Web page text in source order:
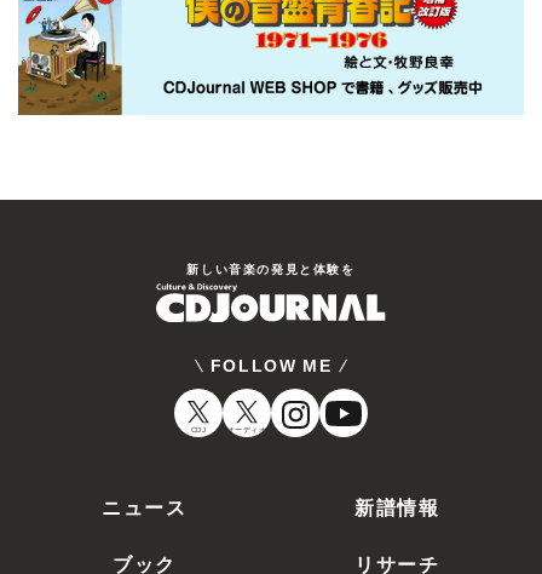
新しい⾳楽の発⾒と体験を
FOLLOW ME
CDJ オーディオ
ニュース
新譜情報
ブック
リサーチ